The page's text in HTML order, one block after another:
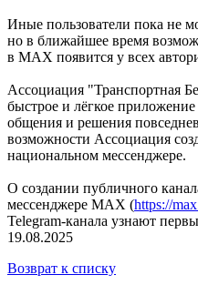
Иные пользователи пока не
но в ближайшее время
в MAX появится у всех
Ассоциация "Транспортная
быстрое и лёгкое
общения и решения
возможности Ассоциация
национальном мессенджере.
О создании публичного
мессенджере MAX (https://
Telegram-канала узнают
19.08.2025
Возврат к списку